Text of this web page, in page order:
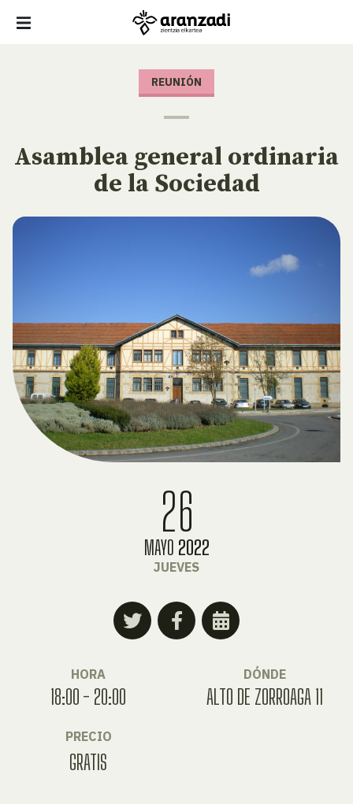
REUNIÓN
Asamblea general ordinaria
de la Sociedad
26
MAYO 2022
JUEVES
HORA
18:00 - 20:00
DÓNDE
ALTO DE ZORROAGA 11
PRECIO
GRATIS